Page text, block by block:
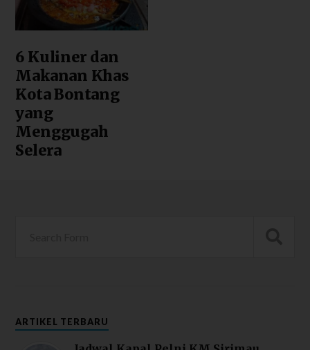
6 Kuliner dan
Makanan Khas
Kota Bontang
yang
Menggugah
Selera
ARTIKEL TERBARU